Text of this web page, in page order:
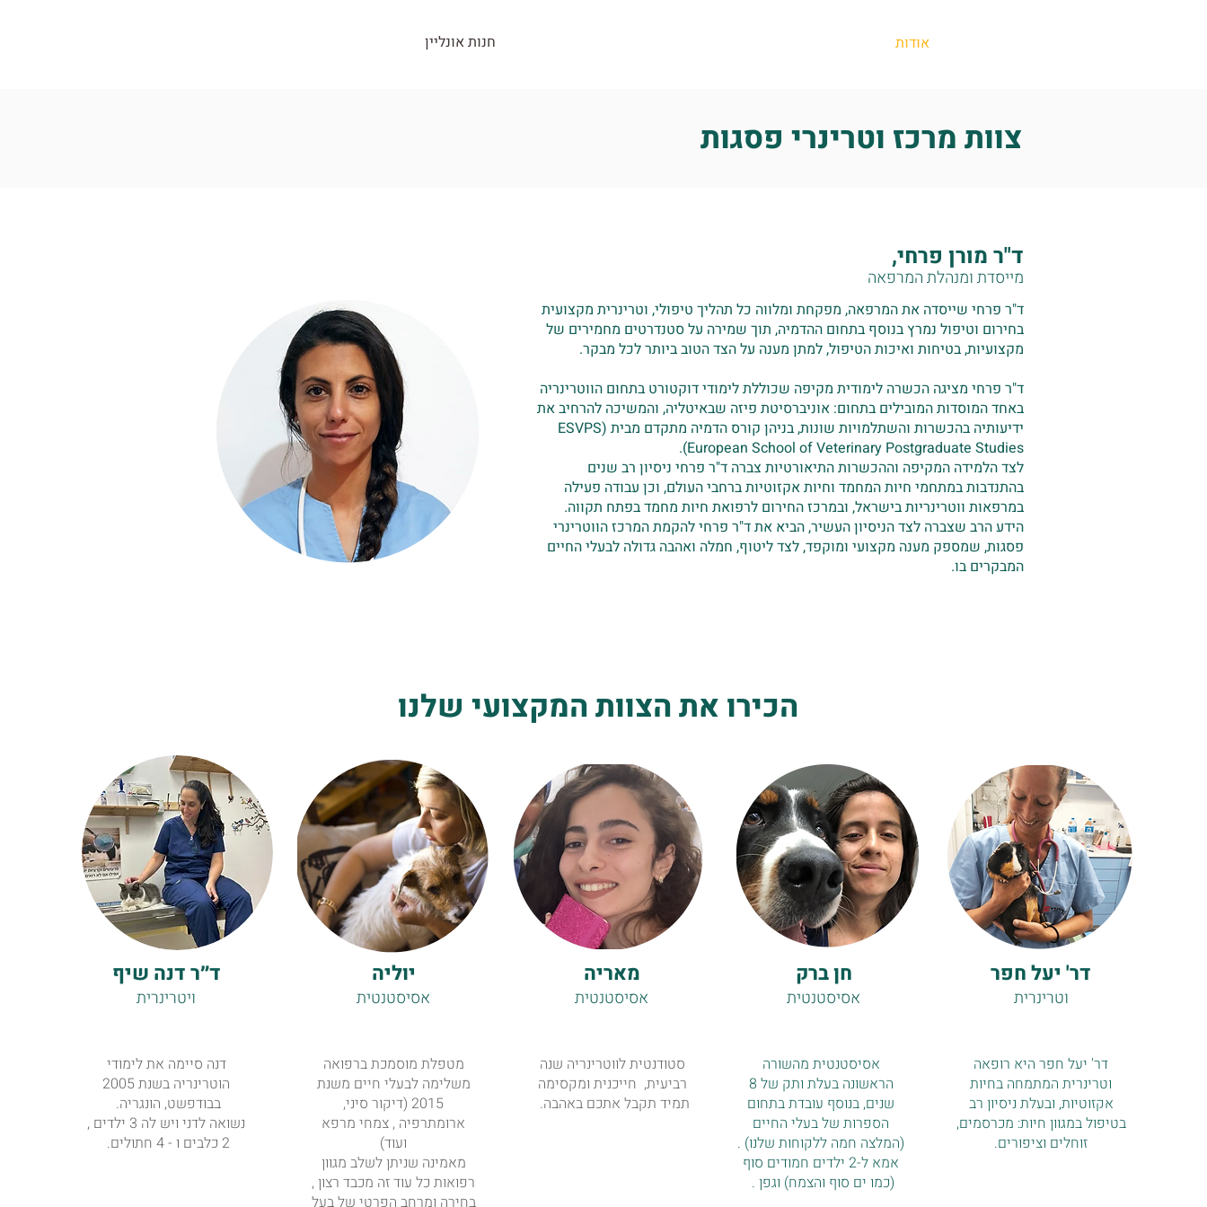
חנות אונליין אודות
צוות מרכז וטרינרי פסגות
ד"ר מורן פרחי,
מייסדת ומנהלת המרפאה
ד"ר פרחי שייסדה את המרפאה, מפקחת ומלווה כל תהליך טיפולי, וטרינרית מקצועית
בחירום וטיפול נמרץ בנוסף בתחום ההדמיה, תוך שמירה על סטנדרטים מחמירים של
מקצועיות, בטיחות ואיכות הטיפול, למתן מענה על הצד הטוב ביותר לכל מבקר.
ד"ר פרחי מציגה הכשרה לימודית מקיפה שכוללת לימודי דוקטורט בתחום הווטרינריה
באחד המוסדות המובילים בתחום: אוניברסיטת פיזה שבאיטליה, והמשיכה להרחיב את
ידיעותיה בהכשרות והשתלמויות שונות, בניהן קורס הדמיה מתקדם מבית (ESVPS
(European School of Veterinary Postgraduate Studies.
לצד הלמידה המקיפה וההכשרות התיאורטיות צברה ד"ר פרחי ניסיון רב שנים
בהתנדבות במתחמי חיות המחמד וחיות אקזוטיות ברחבי העולם, וכן עבודה פעילה
במרפאות ווטרינריות בישראל, ובמרכז החירום לרפואת חיות מחמד בפתח תקווה.
הידע הרב שצברה לצד הניסיון העשיר, הביא את ד"ר פרחי להקמת המרכז הווטרינרי
פסגות, שמספק מענה מקצועי ומוקפד, לצד ליטוף, חמלה ואהבה גדולה לבעלי החיים
המבקרים בו.
ד״ר דנה שיף
ויטרינרית
דנה סיימה את לימודי
הוטרינריה בשנת 2005
בבודפשט, הונגריה.
נשואה לדני ויש לה 3 ילדים ,
2 כלבים ו - 4 חתולים.
יוליה
אסיסטנטית
מטפלת מוסמכת ברפואה
משלימה לבעלי חיים משנת
2015 (דיקור סיני,
ארומתרפיה , צמחי מרפא
ועוד)
מאמינה שניתן לשלב מגוון
רפואות כל עוד זה מכבד רצון ,
בחירה ומרחב הפרטי של בעל
מאריה
אסיסטנטית
סטודנטית לווטרינריה שנה
רביעית, חייכנית ומקסימה
תמיד תקבל אתכם באהבה.
חן ברק
אסיסטנטית
אסיסטנטית מהשורה
הראשונה בעלת ותק של 8
שנים, בנוסף עובדת בתחום
הספרות של בעלי החיים
(המלצה חמה ללקוחות שלנו) .
אמא ל-2 ילדים חמודים סוף
(כמו ים סוף והצמח) וגפן .
דר' יעל חפר
וטרינרית
דר' יעל חפר היא רופאה
וטרינרית המתמחה בחיות
אקזוטיות, ובעלת ניסיון רב
בטיפול במגוון חיות: מכרסמים,
זוחלים וציפורים.